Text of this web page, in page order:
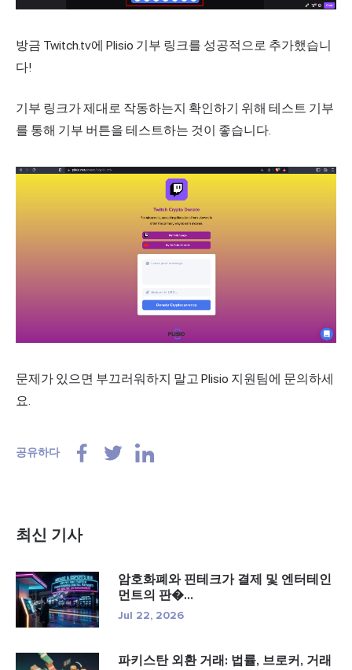
방금 Twitch.tv에 Plisio 기부 링크를 성공적으로 추가했습니
다!
기부 링크가 제대로 작동하는지 확인하기 위해 테스트 기부
를 통해 기부 버튼을 테스트하는 것이 좋습니다.
문제가 있으면 부끄러워하지 말고 Plisio 지원팀에 문의하세
요.
공유하다
최신 기사
암호화폐와 핀테크가 결제 및 엔터테인
먼트의 판�...
Jul 22, 2026
파키스탄 외환 거래: 법률, 브로커, 거래